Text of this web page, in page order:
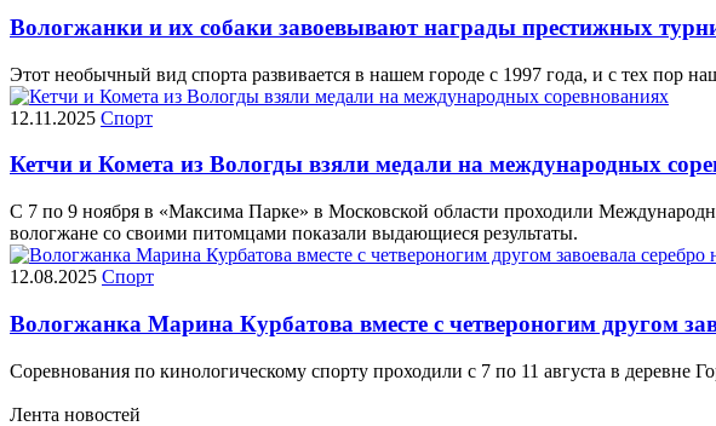
Вологжанки и их собаки завоевывают награды престижных
Этот необычный вид спорта развивается в нашем городе с 1997 года, и с тех пор
12.11.2025 Спорт
Кетчи и Комета из Вологды взяли медали на международных
С 7 по 9 ноября в «Максима Парке» в Московской области проходили
вологжане со своими питомцами показали выдающиеся результаты.
12.08.2025 Спорт
Вологжанка Марина Курбатова вместе с четвероногим другом
Соревнования по кинологическому спорту проходили с 7 по 11 августа в деревне
Лента новостей